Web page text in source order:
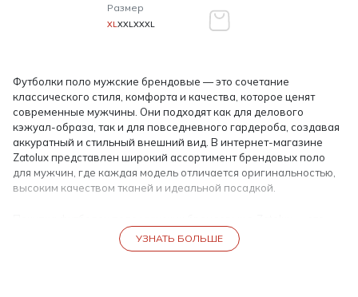
Размер
XL XXL XXXL
Футболки поло мужские брендовые — это сочетание
классического стиля, комфорта и качества, которое ценят
современные мужчины. Они подходят как для делового
кэжуал-образа, так и для повседневного гардероба, создавая
аккуратный и стильный внешний вид. В интернет-магазине
Zatolux представлен широкий ассортимент брендовых поло
для мужчин, где каждая модель отличается оригинальностью,
высоким качеством тканей и идеальной посадкой.
гарантия подлинности и долговечности. Наш аутлет
предлагает только официальные изделия от известных
УЗНАТЬ БОЛЬШЕ